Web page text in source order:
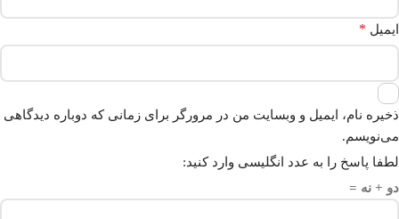
ایمیل *
ذخیره نام، ایمیل و وبسایت من در مرورگر برای زمانی که دوباره دیدگاهی
می‌نویسم.
لطفا پاسخ را به عدد انگلیسی وارد کنید:
دو + نه =